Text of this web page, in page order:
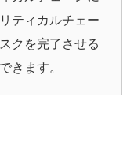
ティカルチェー
クを完了させる
きます。